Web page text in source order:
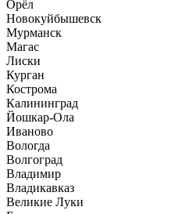
Орёл
Новокуйбышевск
Мурманск
Магас
Лиски
Курган
Кострома
Калининград
Йошкар-Ола
Иваново
Вологда
Волгоград
Владимир
Владикавказ
Великие Луки